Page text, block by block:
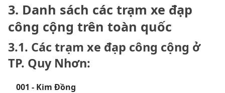
3. Danh sách các trạm xe đạp
công cộng trên toàn quốc
3.1. Các trạm xe đạp công cộng ở
TP. Quy Nhơn:
001 - Kim Đồng